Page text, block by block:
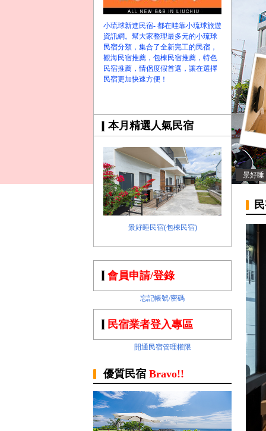
小琉球民宿 最完整的旅遊資訊都在這
【哇靠小琉球】新版官網熱情開站
【哇靠小琉球粉絲團】即時動態!!
小琉球新進民宿- 都在哇靠小琉球旅遊
資訊網。幫大家整理最多元的小琉球
民宿分類，集合了全新完工的民宿，
觀海民宿推薦，包棟民宿推薦，特色
民宿推薦，情侶度假首選，讓在選擇
民宿更加快速方便！
本月精選人氣民宿
景好睡民宿(包棟民宿)
景好睡
會員申請/登錄
忘記帳號/密碼
民宿業者登入專區
開通民宿管理權限
優質民宿 Bravo!!